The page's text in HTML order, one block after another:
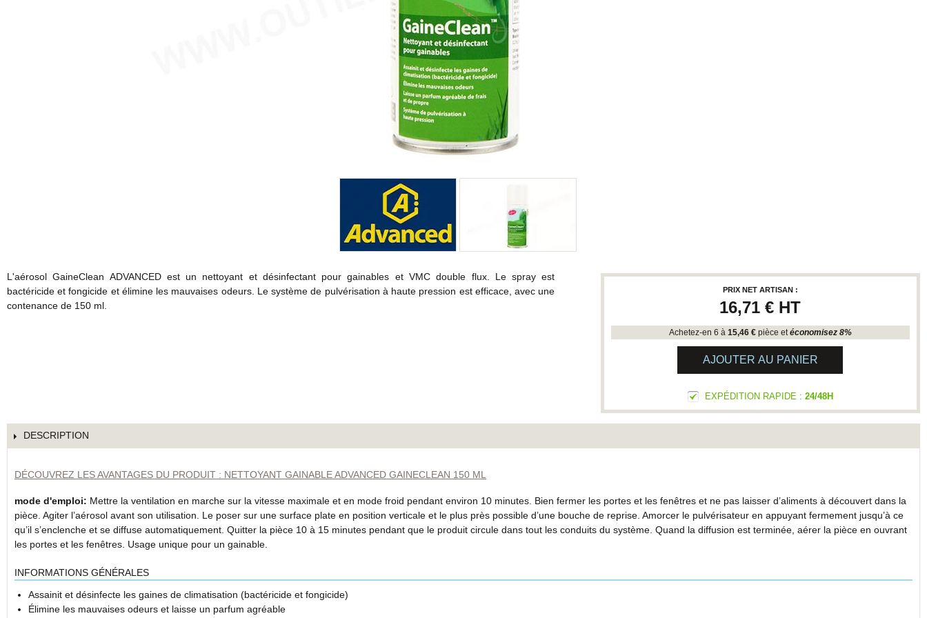
L'aérosol GaineClean ADVANCED est un nettoyant et désinfectant pour gainables et VMC double flux. Le spray est
bactéricide et fongicide et élimine les mauvaises odeurs. Le système de pulvérisation à haute pression est efficace, avec une
contenance de 150 ml.
PRIX NET ARTISAN :
16,71 € HT
Achetez-en 6 à 15,46 €pièce etéconomisez 8%
AJOUTER AU PANIER
EXPÉDITION RAPIDE :24/48H
DESCRIPTION
DÉCOUVREZ LES AVANTAGES DU PRODUIT : NETTOYANT GAINABLE ADVANCED GAINECLEAN 150 ML
mode d'emploi: Mettre la ventilation en marche sur la vitesse maximale et en mode froid pendant environ 10 minutes. Bien fermer les portes et les fenêtres et ne pas laisser d’aliments à découvert dans la
pièce. Agiter l’aérosol avant son utilisation. Le poser sur une surface plate en position verticale et le plus près possible d’une bouche de reprise. Amorcer le pulvérisateur en appuyant fermement jusqu’à ce
qu’il s’enclenche et se diffuse automatiquement. Quitter la pièce 10 à 15 minutes pendant que le produit circule dans tout les conduits du système. Quand la diffusion est terminée, aérer la pièce en ouvrant
les portes et les fenêtres. Usage unique pour un gainable.
INFORMATIONS GÉNÉRALES
Assainit et désinfecte les gaines de climatisation (bactéricide et fongicide)
Élimine les mauvaises odeurs et laisse un parfum agréable